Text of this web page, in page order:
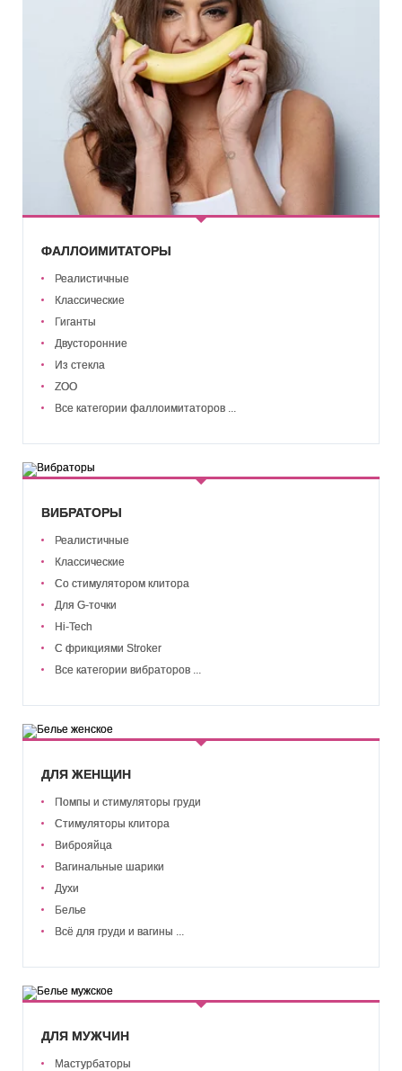
ФАЛЛОИМИТАТОРЫ
Реалистичные
Классические
Гиганты
Двусторонние
Из стекла
ZOO
Все категории фаллоимитаторов ...
ВИБРАТОРЫ
Реалистичные
Классические
Со стимулятором клитора
Для G-точки
Hi-Tech
С фрикциями Stroker
Все категории вибраторов ...
ДЛЯ ЖЕНЩИН
Помпы и стимуляторы груди
Стимуляторы клитора
Виброяйца
Вагинальные шарики
Духи
Белье
Всё для груди и вагины ...
ДЛЯ МУЖЧИН
Мастурбаторы